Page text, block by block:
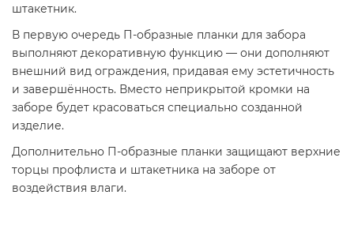
штакетник.
В первую очередь П-образные планки для забора
выполняют декоративную функцию — они дополняют
внешний вид ограждения, придавая ему эстетичность
и завершённость. Вместо неприкрытой кромки на
заборе будет красоваться специально созданной
изделие.
Дополнительно П-образные планки защищают верхние
торцы профлиста и штакетника на заборе от
воздействия влаги.